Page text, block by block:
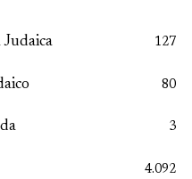
127
80
3
4.092